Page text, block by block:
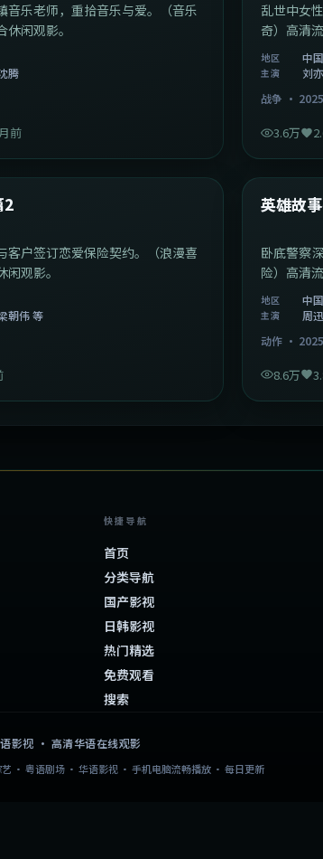
音乐老师，重拾音乐与爱。（音乐
闲观影。
腾
前
乱世中女
奇）高清
地区 中
主演
刘
战争 · 2025
3.6万
2
客户签订恋爱保险契约。（浪漫喜
观影。
朝伟 等
最新
中国香港
英雄故
卧底警察
险）高清
地区 中
主演
周
动作· 2025
8.6万
快捷导航
首页
分类导航
国产影视
日韩影视
热门精选
免费观看
搜索
影视 · 高清华语在线观影
· 粤语剧场 · 华语影视 · 手机电脑流畅播放 · 每日更新